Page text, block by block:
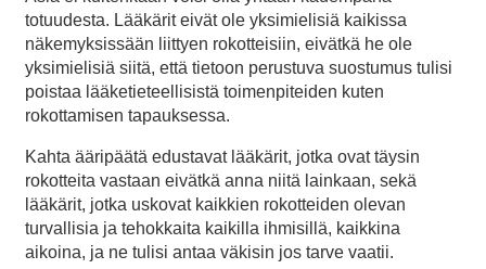
totuudesta. Lääkärit eivät ole yksimielisiä kaikissa
näkemyksissään liittyen rokotteisiin, eivätkä he ole
yksimielisiä siitä, että tietoon perustuva suostumus tulisi
poistaa lääketieteellisistä toimenpiteiden kuten
rokottamisen tapauksessa.
Kahta ääripäätä edustavat lääkärit, jotka ovat täysin
rokotteita vastaan eivätkä anna niitä lainkaan, sekä
lääkärit, jotka uskovat kaikkien rokotteiden olevan
turvallisia ja tehokkaita kaikilla ihmisillä, kaikkina
aikoina, ja ne tulisi antaa väkisin jos tarve vaatii.